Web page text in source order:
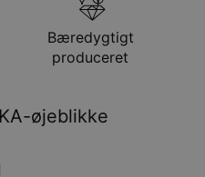
lør. 15. aug. - man. 17.
aug.
afgifter.
nævnt ovenfor er
Bæredygtigt
produceret
øjeblikke